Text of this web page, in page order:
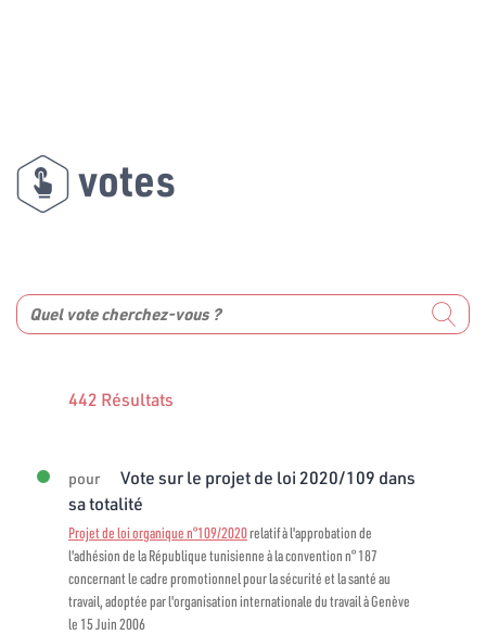
votes
442 Résultats
pour
Vote sur le projet de loi 2020/109 dans
sa totalité
Projet de loi organique n°109/2020relatif à l'approbation de
l'adhésion de la République tunisienne à la convention n° 187
concernant le cadre promotionnel pour la sécurité et la santé au
travail, adoptée par l'organisation internationale du travail à Genève
le 15 Juin 2006